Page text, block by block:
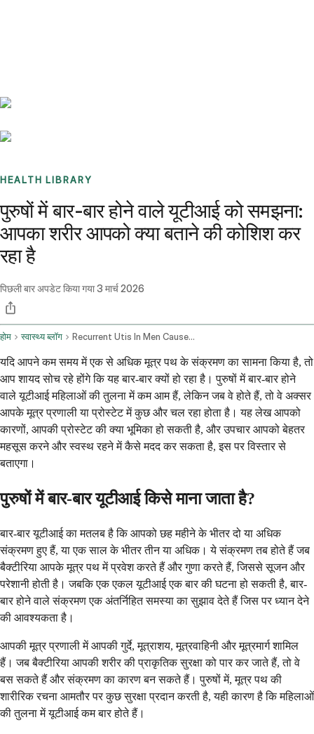
HEALTH LIBRARY
पुरुषों में बार-बार होने वाले यूटीआई को समझना:
आपका शरीर आपको क्या बताने की कोशिश कर
रहा है
पिछली बार अपडेट किया गया3 मार्च 2026
होम स्वास्थ्य ब्लॉग Recurrent Utis In Men Causes Prostate Concerns And Treatment
यदि आपने कम समय में एक से अधिक मूत्र पथ के संक्रमण का सामना किया है, तो
आप शायद सोच रहे होंगे कि यह बार-बार क्यों हो रहा है। पुरुषों में बार-बार होने
वाले यूटीआई महिलाओं की तुलना में कम आम हैं, लेकिन जब वे होते हैं, तो वे अक्सर
आपके मूत्र प्रणाली या प्रोस्टेट में कुछ और चल रहा होता है। यह लेख आपको
कारणों, आपकी प्रोस्टेट की क्या भूमिका हो सकती है, और उपचार आपको बेहतर
महसूस करने और स्वस्थ रहने में कैसे मदद कर सकता है, इस पर विस्तार से
बताएगा।
पुरुषों में बार-बार यूटीआई किसे माना जाता है?
बार-बार यूटीआई का मतलब है कि आपको छह महीने के भीतर दो या अधिक
संक्रमण हुए हैं, या एक साल के भीतर तीन या अधिक। ये संक्रमण तब होते हैं जब
बैक्टीरिया आपके मूत्र पथ में प्रवेश करते हैं और गुणा करते हैं, जिससे सूजन और
परेशानी होती है। जबकि एक एकल यूटीआई एक बार की घटना हो सकती है, बार-
बार होने वाले संक्रमण एक अंतर्निहित समस्या का सुझाव देते हैं जिस पर ध्यान देने
की आवश्यकता है।
आपकी मूत्र प्रणाली में आपकी गुर्दे, मूत्राशय, मूत्रवाहिनी और मूत्रमार्ग शामिल
हैं। जब बैक्टीरिया आपकी शरीर की प्राकृतिक सुरक्षा को पार कर जाते हैं, तो वे
बस सकते हैं और संक्रमण का कारण बन सकते हैं। पुरुषों में, मूत्र पथ की
शारीरिक रचना आमतौर पर कुछ सुरक्षा प्रदान करती है, यही कारण है कि महिलाओं
की तुलना में यूटीआई कम बार होते हैं।